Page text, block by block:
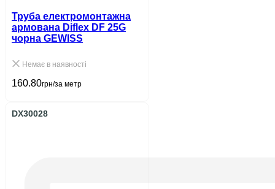
Труба електромонтажна
армована Diflex DF 25G
чорна GEWISS
Немає в наявності
160.80грн/за метр
DX30028